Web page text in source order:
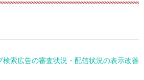
検索広告の審査状況・配信状況の表示改善